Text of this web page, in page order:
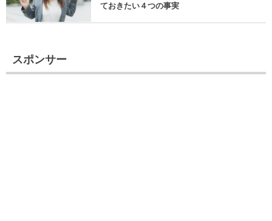
ておきたい４つの事実
スポンサー